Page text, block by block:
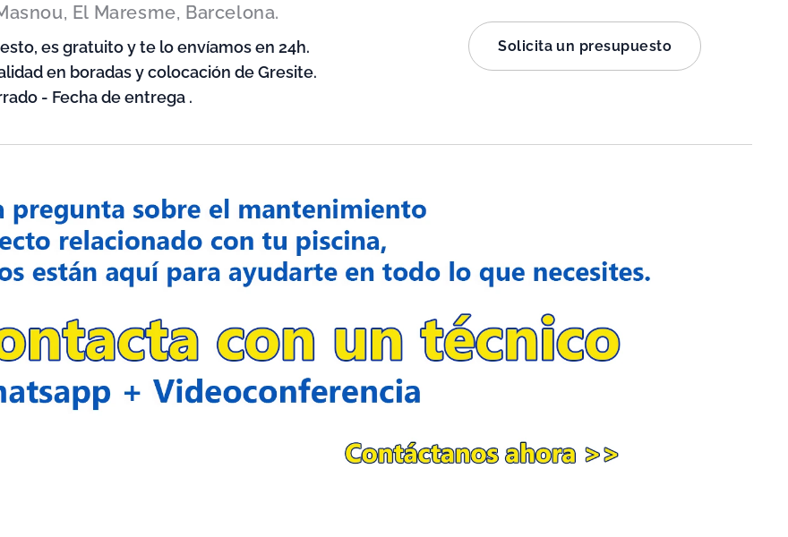
El Maresme, Barcelona.
es gratuito y te lo envíamos en 24h.
en boradas y colocación de Gresite.
- Fecha de entrega .
Solicita un presupuesto